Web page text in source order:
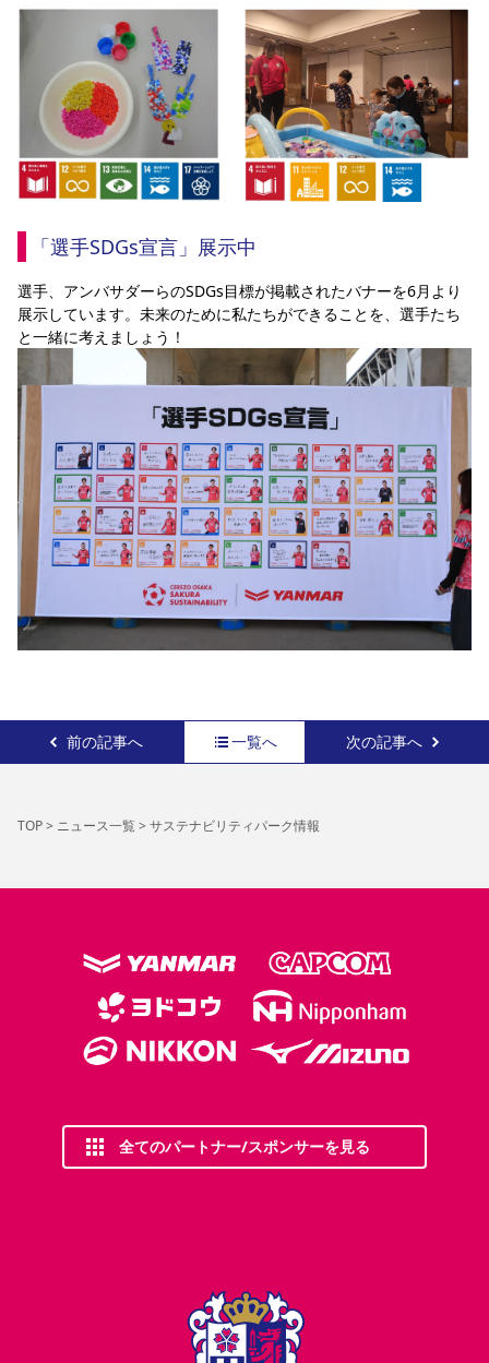
「選手SDGs宣言」展示中
選手、アンバサダーらのSDGs目標が掲載されたバナーを6月より
展示しています。未来のために私たちができることを、選手たち
と一緒に考えましょう！
前の記事へ 一覧へ 次の記事へ
TOP> ニュース一覧> サステナビリティパーク情報
全てのパートナー/スポンサーを見る